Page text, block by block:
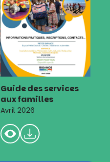
Guide des services
aux familles
Avril 2026